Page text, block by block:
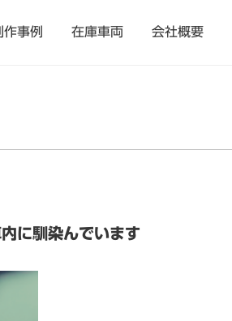
作事例 在庫車両 会社概要
に馴染んでいます